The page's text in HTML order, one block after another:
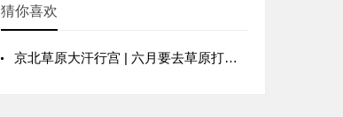
猜你喜欢
京北草原大汗行宫 | 六月要去草原打个滚